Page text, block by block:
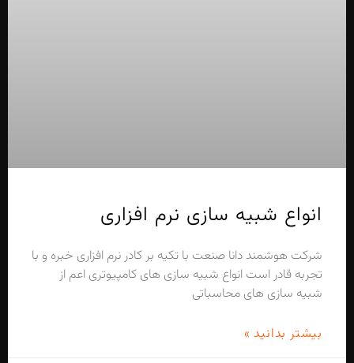
انواع شبیه سازی نرم افزاری
شرکت هوشمند دانا صنعت با تکیه بر کادر نرم افزاری خبره و با
تجربه قادر است انواع شبیه سازی های کامپیوتری اعم از
شبیه سازی های محاسباتی
بیشتر بدانید »